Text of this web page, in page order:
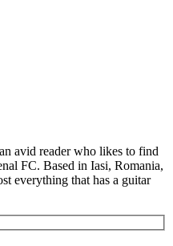
avid reader who likes to find
FC. Based in Iasi, Romania,
everything that has a guitar